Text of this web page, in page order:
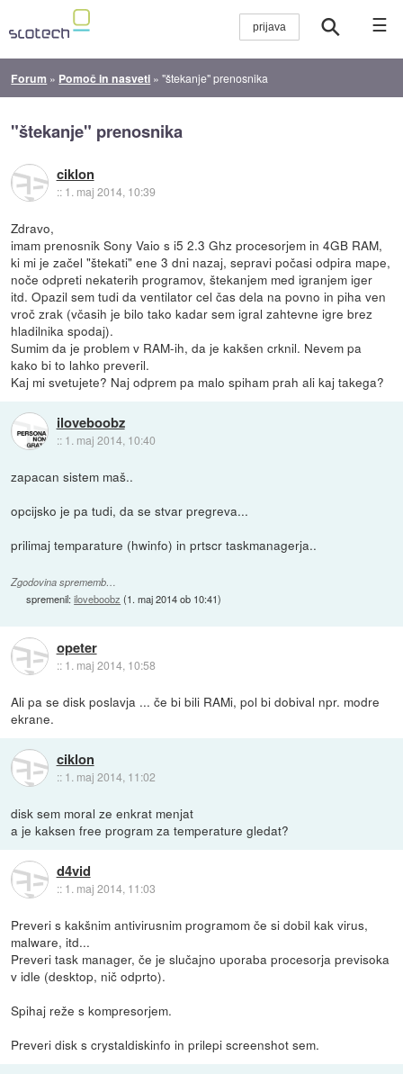
☰
Forum » Pomoč in nasveti »"štekanje" prenosnika
"štekanje" prenosnika
ciklon
:: 1. maj 2014, 10:39
Zdravo,
imam prenosnik Sony Vaio s i5 2.3 Ghz procesorjem in 4GB RAM,
ki mi je začel "štekati" ene 3 dni nazaj, sepravi počasi odpira mape,
noče odpreti nekaterih programov, štekanjem med igranjem iger
itd. Opazil sem tudi da ventilator cel čas dela na povno in piha ven
vroč zrak (včasih je bilo tako kadar sem igral zahtevne igre brez
hladilnika spodaj).
Sumim da je problem v RAM-ih, da je kakšen crknil. Nevem pa
kako bi to lahko preveril.
Kaj mi svetujete? Naj odprem pa malo spiham prah ali kaj takega?
iloveboobz
:: 1. maj 2014, 10:40
zapacan sistem maš..
opcijsko je pa tudi, da se stvar pregreva...
prilimaj temparature (hwinfo) in prtscr taskmanagerja..
Zgodovina sprememb…
spremenil:iloveboobz (1. maj 2014 ob 10:41)
opeter
:: 1. maj 2014, 10:58
Ali pa se disk poslavja ... če bi bili RAMi, pol bi dobival npr. modre
ekrane.
ciklon
:: 1. maj 2014, 11:02
disk sem moral ze enkrat menjat
a je kaksen free program za temperature gledat?
d4vid
:: 1. maj 2014, 11:03
Preveri s kakšnim antivirusnim programom če si dobil kak virus,
malware, itd...
Preveri task manager, če je slučajno uporaba procesorja previsoka
v idle (desktop, nič odprto).
Spihaj reže s kompresorjem.
Preveri disk s crystaldiskinfo in prilepi screenshot sem.